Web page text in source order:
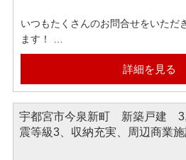
いつもたくさんのお問合せをいただ
ます！
本日のおすすめ物件は、【宇都宮
す！
☆東武線「江曽島」駅徒歩18分☆小
ー・コンビニ徒歩圏内☆
☆都市ガスエリア☆☆インナーバル
詳細を見る
宇都宮市今泉新町 新築戸建
震等級3、収納充実、周辺商業